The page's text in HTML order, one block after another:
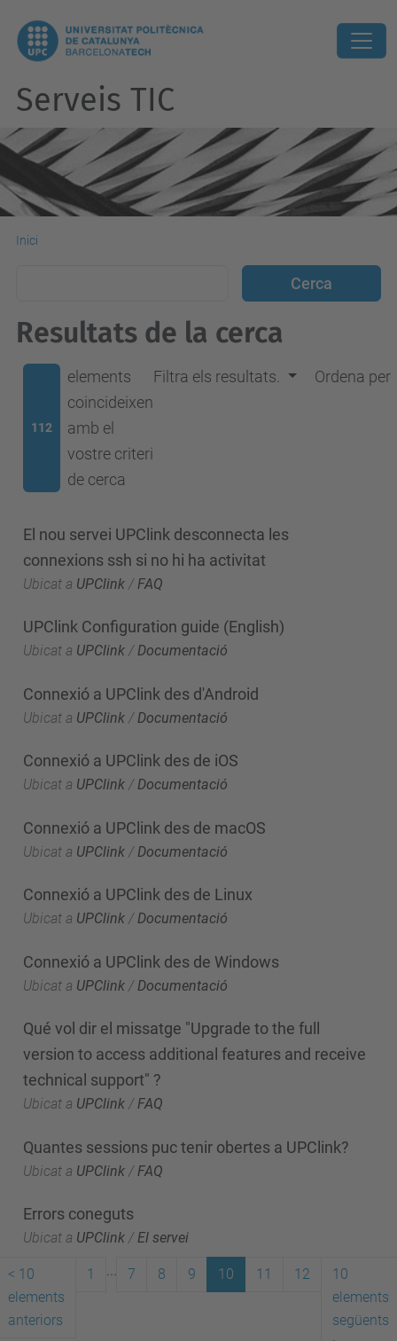
Serveis TIC
Inici
Resultats de la cerca
112
elements
coincideixen
amb el
vostre criteri
de cerca
Filtra els resultats. Ordena per
El nou servei UPClink desconnecta les
connexions ssh si no hi ha activitat
Ubicat a UPClink / FAQ
UPClink Configuration guide (English)
Ubicat a UPClink /Documentació
Connexió a UPClink des d'Android
Ubicat a UPClink / Documentació
Connexió a UPClink des de iOS
Ubicat a UPClink /Documentació
Connexió a UPClink des de macOS
Ubicat a UPClink / Documentació
Connexió a UPClink des de Linux
Ubicat a UPClink /Documentació
Connexió a UPClink des de Windows
Ubicat a UPClink / Documentació
Qué vol dir el missatge "Upgrade to the full
version to access additional features and receive
technical support" ?
Ubicat a UPClink /FAQ
Quantes sessions puc tenir obertes a UPClink?
Ubicat a UPClink / FAQ
Errors coneguts
Ubicat a UPClink /El servei
< 10
elements
anteriors
1 7 8 9 10 11 12
10
elements
següents